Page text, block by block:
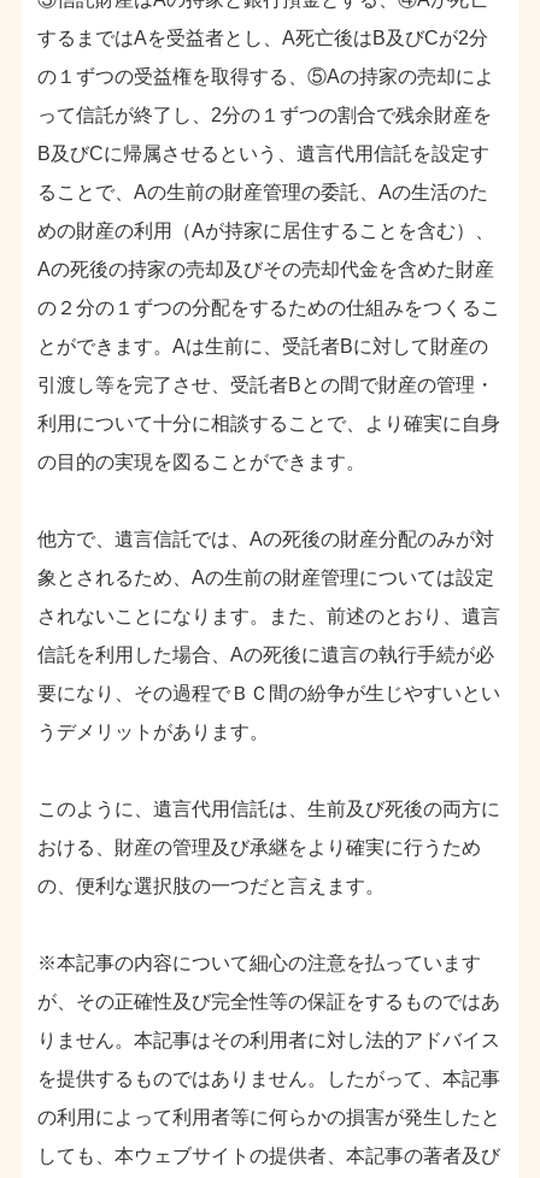
するまではAを受益者とし、A死亡後はB及びCが2分
の１ずつの受益権を取得する、⑤Aの持家の売却によ
って信託が終了し、2分の１ずつの割合で残余財産を
B及びCに帰属させるという、遺言代用信託を設定す
ることで、Aの生前の財産管理の委託、Aの生活のた
めの財産の利用（Aが持家に居住することを含む）、
Aの死後の持家の売却及びその売却代金を含めた財産
の２分の１ずつの分配をするための仕組みをつくるこ
とができます。Aは生前に、受託者Bに対して財産の
引渡し等を完了させ、受託者Bとの間で財産の管理・
利用について十分に相談することで、より確実に自身
の目的の実現を図ることができます。
他方で、遺言信託では、Aの死後の財産分配のみが対
象とされるため、Aの生前の財産管理については設定
されないことになります。また、前述のとおり、遺言
信託を利用した場合、Aの死後に遺言の執行手続が必
要になり、その過程でＢＣ間の紛争が生じやすいとい
うデメリットがあります。
このように、遺言代用信託は、生前及び死後の両方に
おける、財産の管理及び承継をより確実に行うため
の、便利な選択肢の一つだと言えます。
※本記事の内容について細心の注意を払っています
が、その正確性及び完全性等の保証をするものではあ
りません。本記事はその利用者に対し法的アドバイス
を提供するものではありません。したがって、本記事
の利用によって利用者等に何らかの損害が発生したと
しても、本ウェブサイトの提供者、本記事の著者及び